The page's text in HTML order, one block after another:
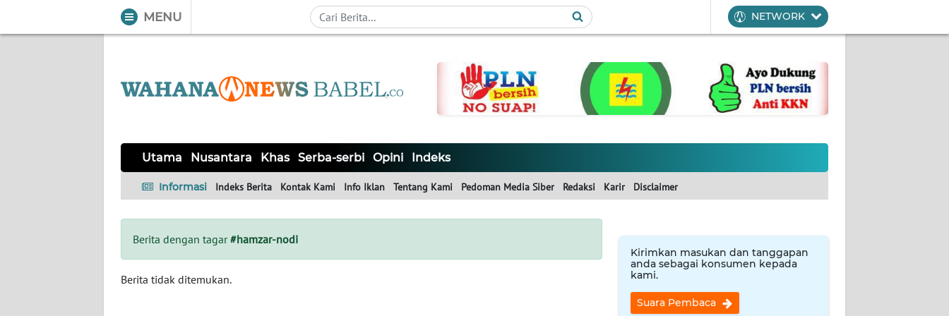
MENU NETWORK
Utama Nusantara Khas Serba-serbi Opini Indeks
Informasi Indeks Berita Kontak Kami Info Iklan Tentang Kami Pedoman Media Siber Redaksi Karir Disclaimer
Berita dengan tagar#hamzar-nodi
Berita tidak ditemukan.
Kirimkan masukan dan tanggapan
anda sebagai konsumen kepada
kami.
Suara Pembaca